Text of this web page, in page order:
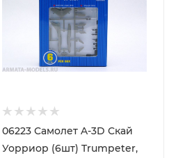
06223 Самолет A-3D Скай
Уорриор (6шт) Trumpeter,